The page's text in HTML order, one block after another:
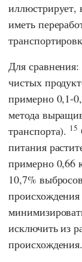
иллюстрирует,
иметь
Для
чистых
примерно 0,1-
метода
транспорта). 15
питания
примерно 0,66
10,7%
исключить из
происхождения.